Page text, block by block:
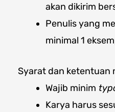
akan dikirim
Penulis yang
minimal 1
Syarat dan ketentuan
Wajib minim
Karya harus